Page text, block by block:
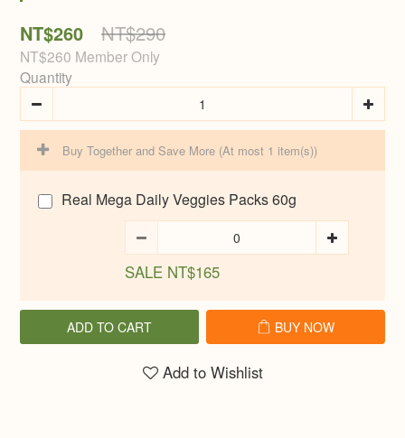
NT$260 NT$290
NT$260 Member Only
Quantity
Buy Together and Save More (At most 1 item(s))
Real Mega Daily Veggies Packs 60g
SALE NT$165
ADD TO CART BUY NOW
Add to Wishlist